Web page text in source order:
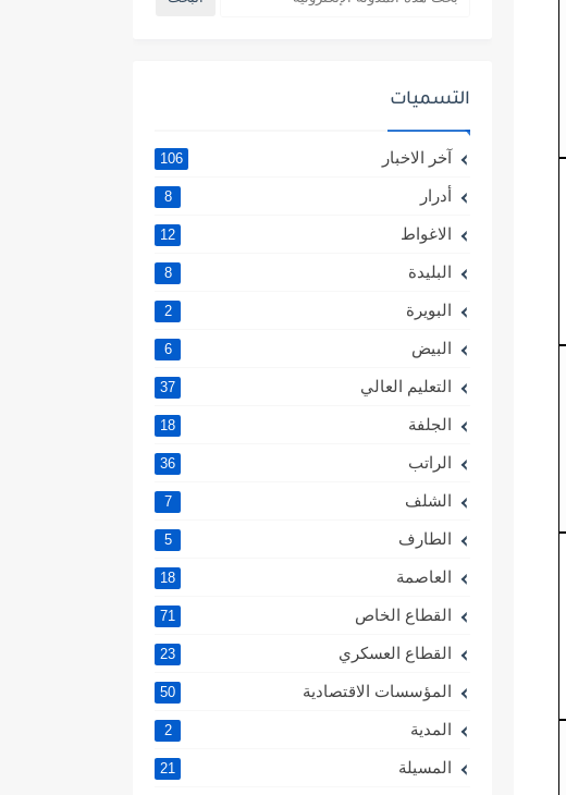
التسميات
آخر الاخبار 106
أدرار 8
الاغواط 12
البليدة 8
البويرة 2
البيض 6
التعليم العالي 37
الجلفة 18
الراتب 36
الشلف 7
الطارف 5
العاصمة 18
القطاع الخاص 71
القطاع العسكري 23
المؤسسات الاقتصادية 50
المدية 2
المسيلة 21